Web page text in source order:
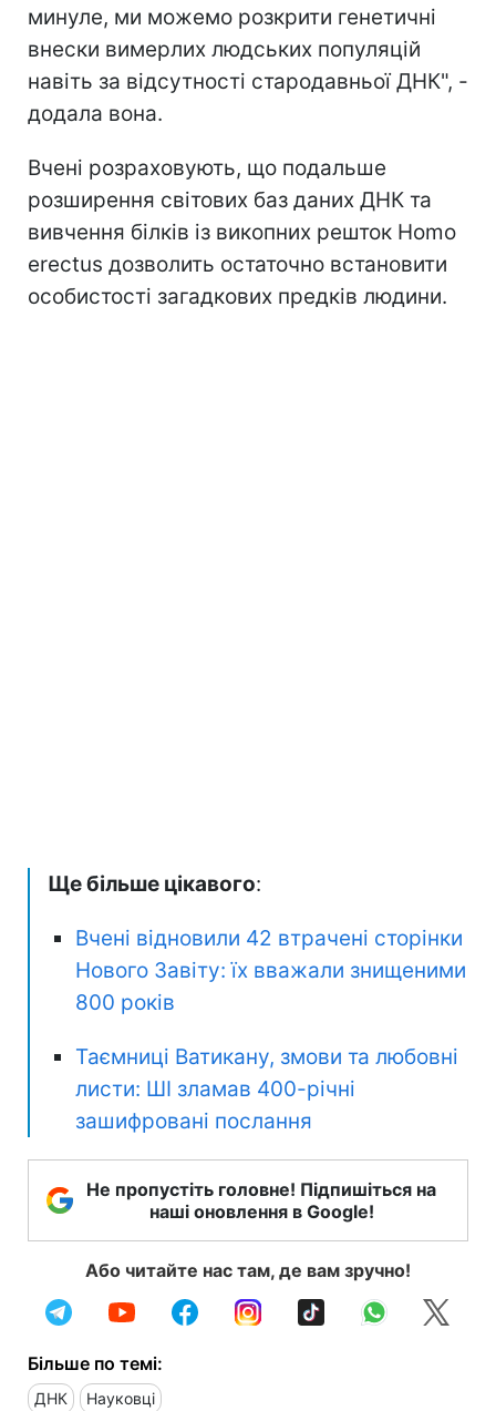
минуле, ми можемо розкрити генетичні
внески вимерлих людських популяцій
навіть за відсутності стародавньої ДНК", -
додала вона.
Вчені розраховують, що подальше
розширення світових баз даних ДНК та
вивчення білків із викопних решток Homo
erectus дозволить остаточно встановити
особистості загадкових предків людини.
Ще більше цікавого:
Вчені відновили 42 втрачені сторінки
Нового Завіту: їх вважали знищеними
800 років
Таємниці Ватикану, змови та любовні
листи: ШІ зламав 400-річні
зашифровані послання
Не пропустіть головне! Підпишіться на
наші оновлення в Google!
Або читайте нас там, де вам зручно!
Більше по темі:
ДНК Науковці